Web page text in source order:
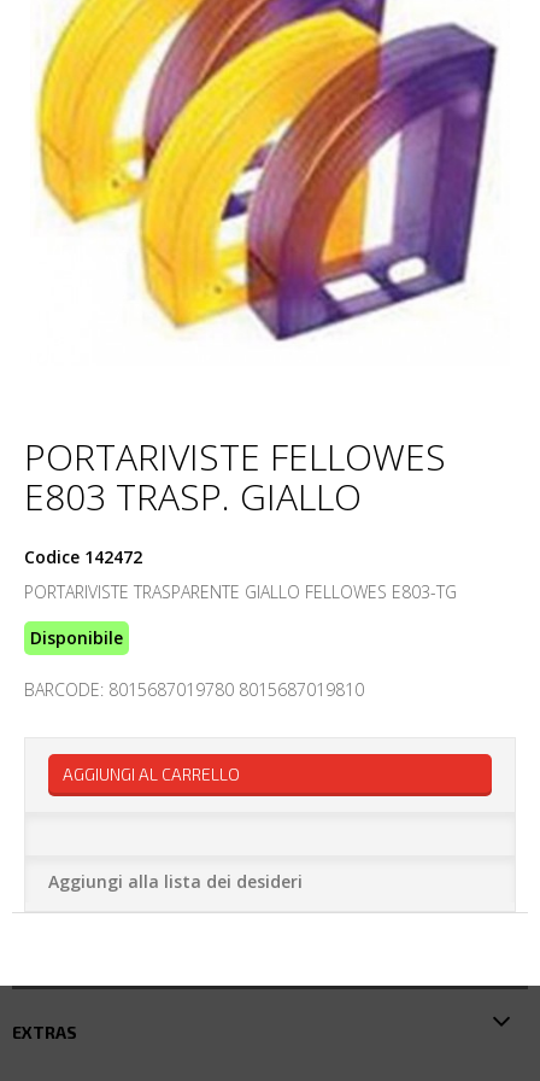
PORTARIVISTE FELLOWES
E803 TRASP. GIALLO
Codice 142472
PORTARIVISTE TRASPARENTE GIALLO FELLOWES E803-TG
Disponibile
BARCODE: 8015687019780 8015687019810
AGGIUNGI AL CARRELLO
Aggiungi alla lista dei desideri
EXTRAS